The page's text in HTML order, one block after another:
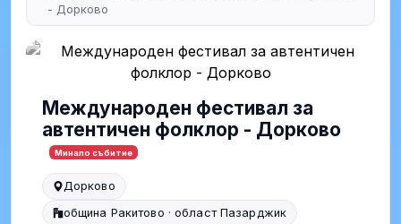
- Дорково
Международен фестивал за
автентичен фолклор - Дорково
Минало събитие
Дорково
община Ракитово · област Пазарджик